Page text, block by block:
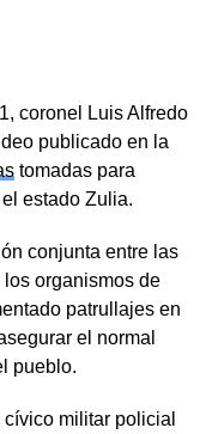
coronel Luis Alfredo
publicado en la
tomadas para
estado Zulia.
conjunta entre las
organismos de
patrullajes en
el normal
pueblo.
militar policial